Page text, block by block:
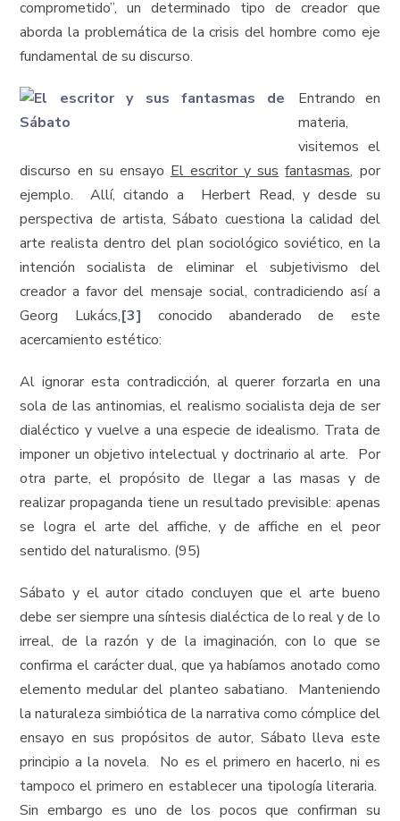
comprometido”, un determinado tipo de creador que
aborda la problemática de la crisis del hombre como eje
fundamental de su discurso.
Entrando en
materia,
visitemos el
discurso en su ensayo El escritor y sus fantasmas, por
ejemplo. Allí, citando a Herbert Read, y desde su
perspectiva de artista, Sábato cuestiona la calidad del
arte realista dentro del plan sociológico soviético, en la
intención socialista de eliminar el subjetivismo del
creador a favor del mensaje social, contradiciendo así a
Georg Lukács,[3] conocido abanderado de este
acercamiento estético:
Al ignorar esta contradicción, al querer forzarla en una
sola de las antinomias, el realismo socialista deja de ser
dialéctico y vuelve a una especie de idealismo. Trata de
imponer un objetivo intelectual y doctrinario al arte. Por
otra parte, el propósito de llegar a las masas y de
realizar propaganda tiene un resultado previsible: apenas
se logra el arte del affiche, y de affiche en el peor
sentido del naturalismo. (95)
Sábato y el autor citado concluyen que el arte bueno
debe ser siempre una síntesis dialéctica de lo real y de lo
irreal, de la razón y de la imaginación, con lo que se
confirma el carácter dual, que ya habíamos anotado como
elemento medular del planteo sabatiano. Manteniendo
la naturaleza simbiótica de la narrativa como cómplice del
ensayo en sus propósitos de autor, Sábato lleva este
principio a la novela. No es el primero en hacerlo, ni es
tampoco el primero en establecer una tipología literaria.
Sin embargo es uno de los pocos que confirman su